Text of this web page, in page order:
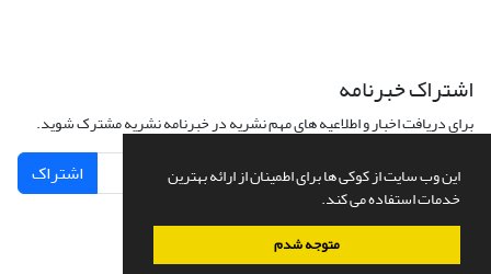
این وب سایت از کوکی ها برای اطمینان از ارائه بهترین
خدمات استفاده می کند.
متوجه شدم
اشتراک خبرنامه
برای دریافت اخبار و اطلاعیه های مهم نشریه در خبرنامه نشریه مشترک شوید.
اشتراک
سامانه مدیریت نشریات علمی.طراحی و پیاده سازی ازسیناوب